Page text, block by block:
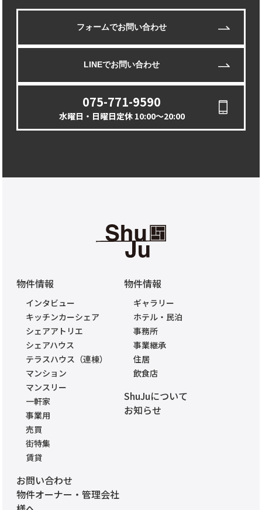
フォームでお問い合わせ
LINEでお問い合わせ
075-771-9590
水曜日・日曜日定休 10:00〜20:00
物件情報
インタビュー
キッチンカーシェア
シェアアトリエ
シェアハウス
テラスハウス（連棟）
マンション
マンスリー
一軒家
事業用
売買
街特集
賃貸
物件情報
ギャラリー
ホテル・民泊
事務所
事業継承
住居
飲食店
ShuJuについて
お知らせ
お問い合わせ
物件オーナー・管理会社